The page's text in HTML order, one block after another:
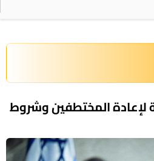
لإعادة المختطفين وشروط